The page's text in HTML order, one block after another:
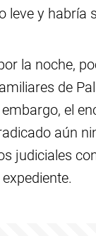
leve y habría
la noche,
de
embargo, el
aún
judiciales